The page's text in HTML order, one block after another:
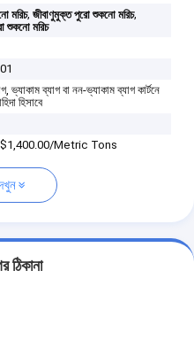
মরিচ,জীবাণুমুক্ত পুরো শুকনো মরিচ,
শুকনো মরিচ
ভ্যাকাম ব্যাগ বা নন-ভ্যাকাম ব্যাগ কার্টনে
হিসাবে
Metric Tons
ঠিকানা